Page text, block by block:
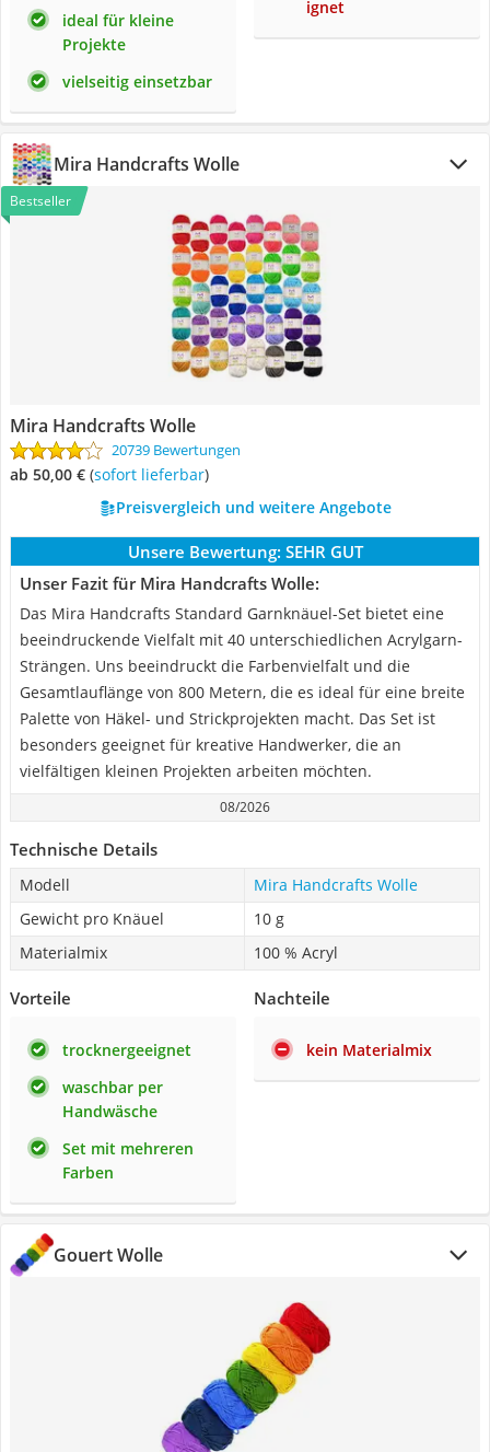
ideal für kleine
Projekte
vielseitig einsetzbar
ignet
Mira Handcrafts Wolle
Bestseller
Mira Handcrafts Wolle
20739 Bewertungen
ab 50,00 € ( Sofort lieferbar)
Preisvergleich und weitere Angebote
Unsere Bewertung: SEHR GUT
Unser Fazit für Mira Handcrafts Wolle:
Das Mira Handcrafts Standard Garnknäuel-Set bietet eine
beeindruckende Vielfalt mit 40 unterschiedlichen Acrylgarn-
Strängen. Uns beeindruckt die Farbenvielfalt und die
Gesamtlauflänge von 800 Metern, die es ideal für eine breite
Palette von Häkel- und Strickprojekten macht. Das Set ist
besonders geeignet für kreative Handwerker, die an
vielfältigen kleinen Projekten arbeiten möchten.
08/2026
Technische Details
Modell
Mira Handcrafts Wolle
Gewicht pro Knäuel
10 g
Materialmix
100 % Acryl
Vorteile
trocknergeeignet
waschbar per
Handwäsche
Set mit mehreren
Farben
Nachteile
kein Materialmix
Gouert Wolle